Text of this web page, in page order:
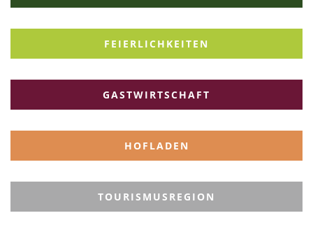
FEIERLICHKEITEN
GASTWIRTSCHAFT
HOFLADEN
TOURISMUSREGION